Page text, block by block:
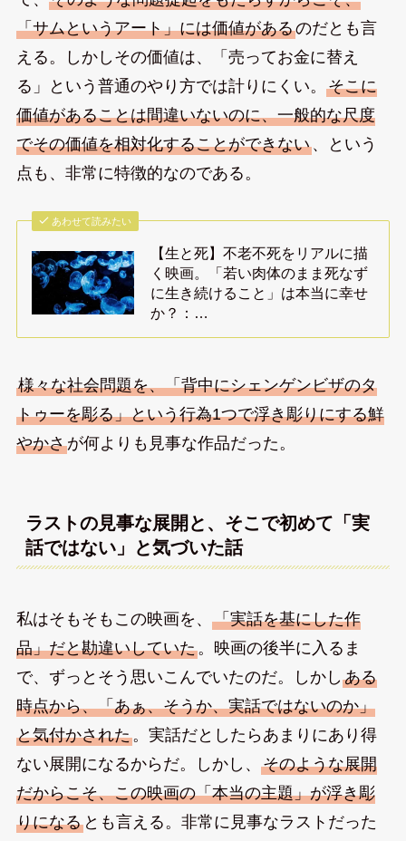
「サムというアート」には価値があるのだとも言
える。しかしその価値は、「売ってお金に替え
る」という普通のやり方では計りにくい。 そこに
価値があることは間違いないのに、一般的な尺度
でその価値を相対化することができない、という
点も、非常に特徴的なのである。
あわせて読みたい
【生と死】不老不死をリアルに描
く映画。「若い肉体のまま死なず
に生き続けること」は本当に幸せ
か？：…
様々な社会問題を、「背中にシェンゲンビザのタ
トゥーを彫る」という行為1つで浮き彫りにする鮮
やかさが何よりも見事な作品だった。
ラストの見事な展開と、そこで初めて「実
話ではない」と気づいた話
私はそもそもこの映画を、 「実話を基にした作
品」だと勘違いしていた。映画の後半に入るま
で、ずっとそう思いこんでいたのだ。しかし ある
時点から、「あぁ、そうか、実話ではないのか」
と気付かされた。実話だとしたらあまりにあり得
ない展開になるからだ。しかし、 そのような展開
だからこそ、この映画の「本当の主題」が浮き彫
りになるとも言える。非常に見事なラストだった